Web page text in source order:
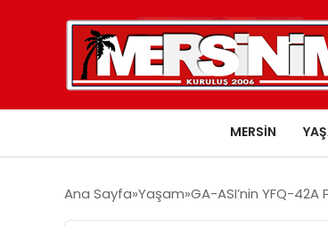
MERSIN
Ana Sayfa Yaşam GA-ASI’nin YFQ-